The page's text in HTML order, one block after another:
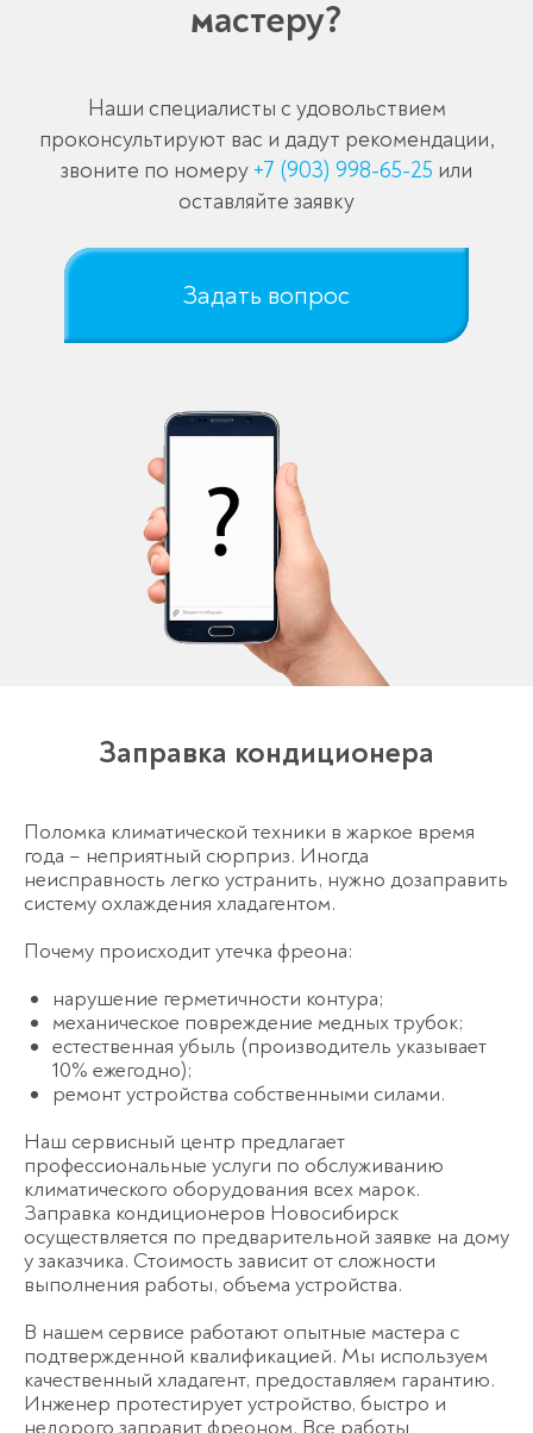
мастеру?
Наши специалисты с удовольствием
проконсультируют вас и дадут рекомендации,
звоните по номеру +7 (903) 998-65-25 или
оставляйте заявку
Задать вопрос
Заправка кондиционера
Поломка климатической техники в жаркое время
года – неприятный сюрприз. Иногда
неисправность легко устранить, нужно дозаправить
систему охлаждения хладагентом.
Почему происходит утечка фреона:
нарушение герметичности контура;
механическое повреждение медных трубок;
естественная убыль (производитель указывает
10% ежегодно);
ремонт устройства собственными силами.
Наш сервисный центр предлагает
профессиональные услуги по обслуживанию
климатического оборудования всех марок.
Заправка кондиционеров Новосибирск
осуществляется по предварительной заявке на дому
у заказчика. Стоимость зависит от сложности
выполнения работы, объема устройства.
В нашем сервисе работают опытные мастера с
подтвержденной квалификацией. Мы используем
качественный хладагент, предоставляем гарантию.
Инженер протестирует устройство, быстро и